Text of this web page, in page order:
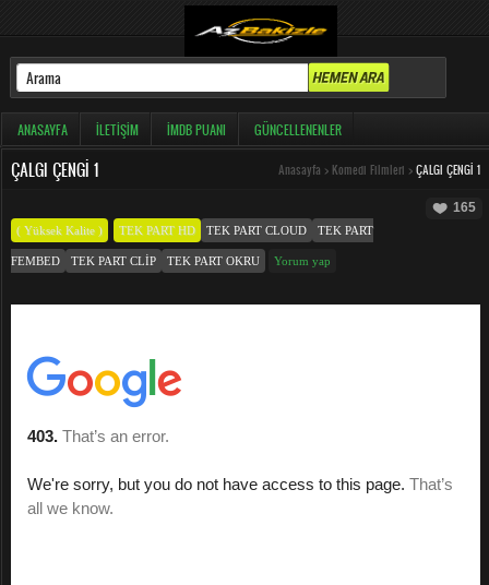
ANASAYFA İLETIŞIM İMDB PUANI GÜNCELLENENLER
ÇALGI ÇENGI 1 Anasayfa > Komedi Filmleri > ÇALGI ÇENGI 1
165
( Yüksek Kalite ) TEK PART HD TEK PART CLOUD TEK PART
FEMBED TEK PART CLIP TEK PART OKRU Yorum yap